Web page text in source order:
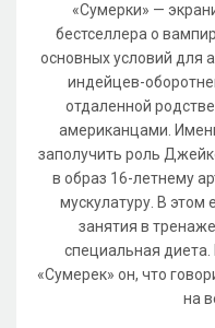
«Сумерки» —
бестселлера о
основных условий для
индейцев-
отдаленной
американцами.
заполучить роль
в образ 16-летнему
мускулатуру. В
занятия в
специальная
«Сумерек» он, что
на